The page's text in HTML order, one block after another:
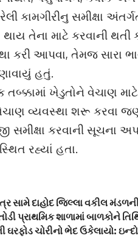
કામગીરીનુ સમીક્ષા
થાય તેના માટે કરવાની
કરી આપવા, તેમજ સારા
હતું.
તબ્ક્કામાં ખેડુતોને વેચાણ
વ્યવસ્થા શરૂ કરવા
સમીક્ષા કરવાની સૂચના
રહ્યાં હતા.
સામે દાહોદ જિલ્લા વકીલ
પ્રાથમિક શાળામાં બાળકોને
ઘરફોડ ચોરીનો ભેદ ઉકેલાયો: